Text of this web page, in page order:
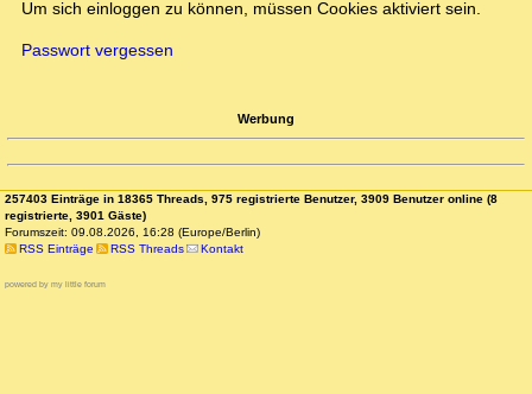
Um sich einloggen zu können, müssen Cookies aktiviert sein.
Passwort vergessen
Werbung
257403 Einträge in 18365 Threads, 975 registrierte Benutzer, 3909 Benutzer online (8
registrierte, 3901 Gäste)
Forumszeit: 09.08.2026, 16:28 (Europe/Berlin)
RSS Einträge
RSS Threads Kontakt
powered by my little forum